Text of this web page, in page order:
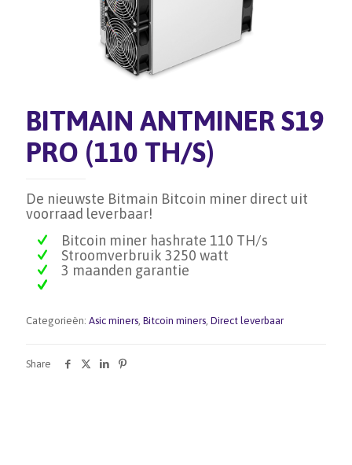
BITMAIN ANTMINER S19
PRO (110 TH/S)
De nieuwste Bitmain Bitcoin miner direct uit
voorraad leverbaar!
Bitcoin miner hashrate 110 TH/s
Stroomverbruik 3250 watt
3 maanden garantie
Categorieën: Asic miners Bitcoin miners Direct leverbaar
Share